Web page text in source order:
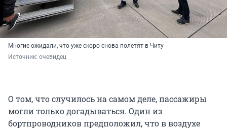
Многие ожидали, что уже скоро снова полетят в Читу
Источник: очевидец
О том, что случилось на самом деле, пассажиры
могли только догадываться. Один из
бортпроводников предположил, что в воздухе